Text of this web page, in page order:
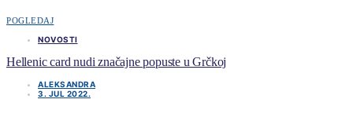
POGLEDAJ
NOVOSTI
Hellenic card nudi značajne popuste u Grčkoj
ALEKSANDRA
3. JUL 2022.